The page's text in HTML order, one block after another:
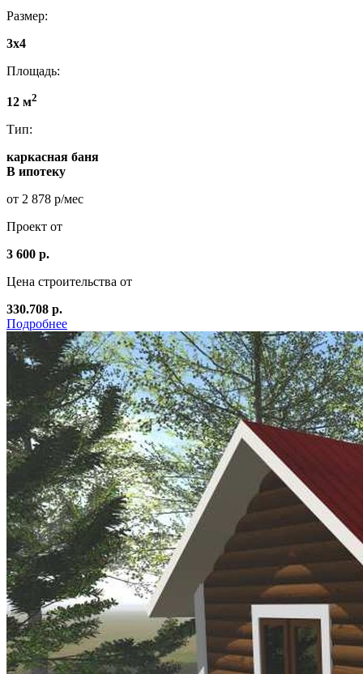
Размер:
3x4
Площадь:
12 м2
Тип:
каркасная баня
В ипотеку
от 2 878 р/мес
Проект от
3 600 р.
Цена строительства от
330.708 р.
Подробнее